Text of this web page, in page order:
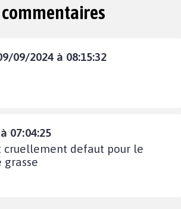
commentaires
09/2024 à 08:15:32
07:04:25
cruellement defaut pour le
grasse